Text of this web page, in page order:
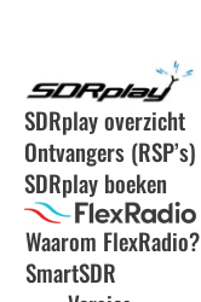
SDRplay overzicht
Ontvangers (RSP’s)
SDRplay boeken
Waarom FlexRadio?
SmartSDR